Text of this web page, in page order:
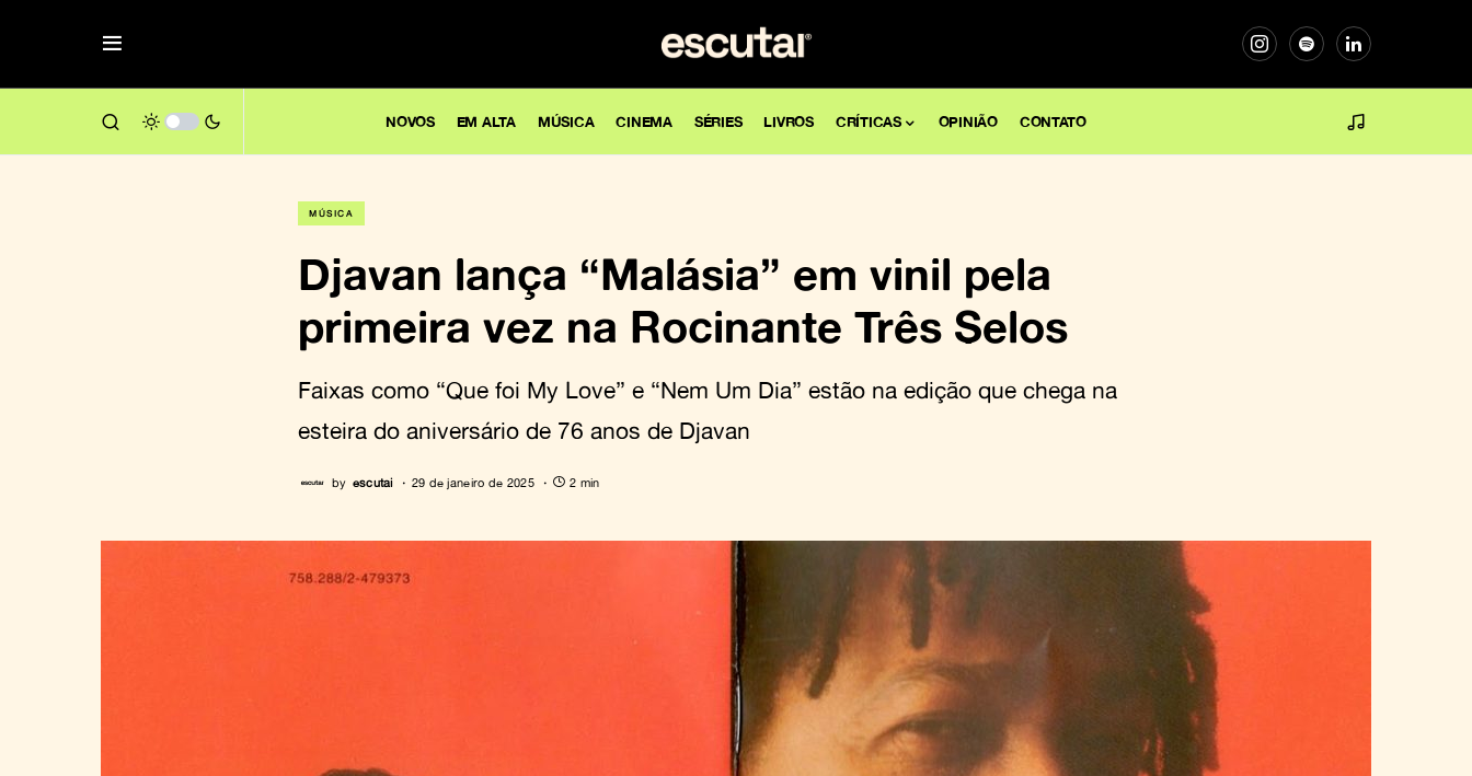
NOVOS EM ALTA MÚSICA CINEMA SÉRIES LIVROS CRÍTICAS OPINIÃO CONTATO
MÚSICA
Djavan lança “Malásia” em vinil pela
primeira vez na Rocinante Três Selos
Faixas como “Que foi My Love” e “Nem Um Dia” estão na edição que chega na
esteira do aniversário de 76 anos de Djavan
by escutai 29 de janeiro de 2025 2 min